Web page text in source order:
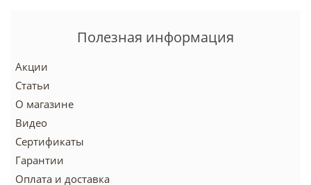
Полезная информация
Акции
Статьи
О магазине
Видео
Сертификаты
Гарантии
Оплата и доставка